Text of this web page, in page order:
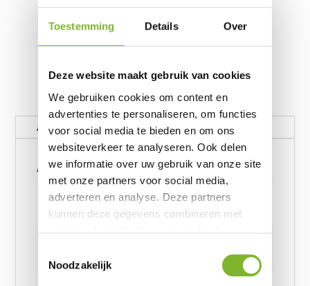
Toestemming Details Over
Deze website maakt gebruik van cookies
We gebruiken cookies om content en
advertenties te personaliseren, om functies
voor social media te bieden en om ons
websiteverkeer te analyseren. Ook delen
we informatie over uw gebruik van onze site
met onze partners voor social media,
adverteren en analyse. Deze partners
kunnen deze gegevens combineren met
basis van uw gebruik van hun services.
Noodzakelijk
Aanvullende informatie
Aanvullende informatie
Gewicht
62390656 kg